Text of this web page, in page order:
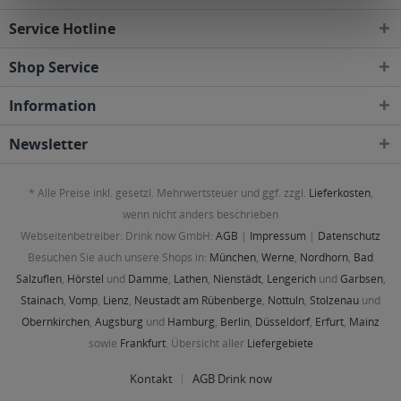
Service Hotline
Shop Service
Information
Newsletter
* Alle Preise inkl. gesetzl. Mehrwertsteuer und ggf. zzgl. Lieferkosten,
wenn nicht anders beschrieben
Webseitenbetreiber: Drink now GmbH: AGB | Impressum | Datenschutz
Besuchen Sie auch unsere Shops in: München, Werne, Nordhorn, Bad
Salzuflen, Hörstel und Damme, Lathen, Nienstädt, Lengerichund Garbsen,
Stainach, Vomp, Lienz, Neustadt am Rübenberge, Nottuln, Stolzenau und
Obernkirchen, Augsburg und Hamburg, Berlin, Düsseldorf, Erfurt, Mainz
sowie Frankfurt. Übersicht aller Liefergebiete
Kontakt AGB Drink now